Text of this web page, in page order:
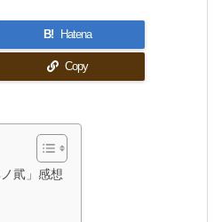
B! Hatena
Copy
貮」感想